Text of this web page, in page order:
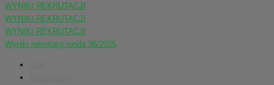
WYNIKI REKRUTACJI
WYNIKI REKRUTACJI
WYNIKI REKRUTACJI
Wyniki rekrutacji runda 36/2025